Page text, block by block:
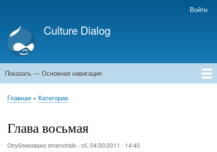
основному
содержанию
учётной
записи
пользователя
Войти
Culture Dialog
Основная
Показать — Основная навигация
Главная
Книги
Авторы
Kомментарии
Архивы емейлов
Форумы
Строка
Главная Категории
Глава восьмая
Опубликовано smenchsik-сб, 04/30/2011 - 14:40